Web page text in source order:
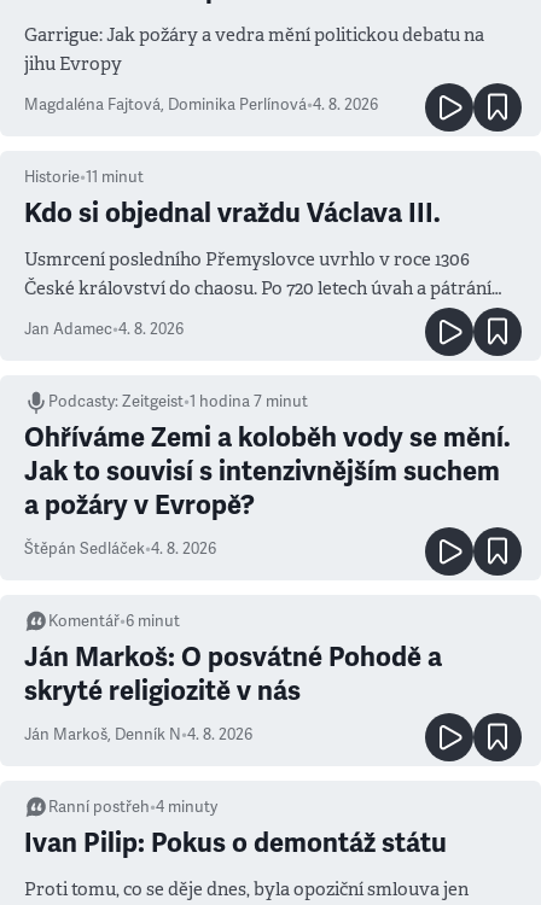
Garrigue: Jak požáry a vedra mění politickou debatu na
jihu Evropy
Magdaléna Fajtová, Dominika Perlínová•4. 8. 2026
Historie•11 minut
Kdo si objednal vraždu Václava III.
Usmrcení posledního Přemyslovce uvrhlo v roce 1306
České království do chaosu. Po 720 letech úvah a pátrání
známe jména podezřelých
Jan Adamec•4. 8. 2026
Podcasty:Zeitgeist•1 hodina 7 minut
Ohříváme Zemi a koloběh vody se mění.
Jak to souvisí s intenzivnějším suchem
a požáry v Evropě?
Štěpán Sedláček•4. 8. 2026
Komentář•6 minut
Ján Markoš: O posvátné Pohodě a
skryté religiozitě v nás
Ján Markoš, Denník N•4. 8. 2026
Ranní postřeh•4 minuty
Ivan Pilip: Pokus o demontáž státu
Proti tomu, co se děje dnes, byla opoziční smlouva jen